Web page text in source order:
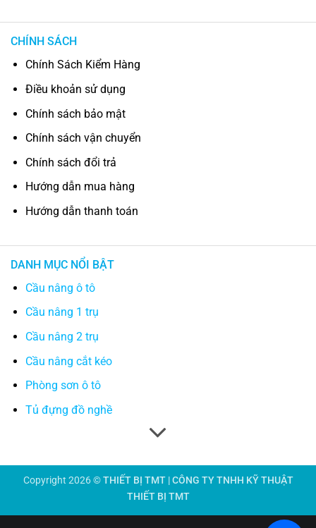
CHÍNH SÁCH
Chính Sách Kiểm Hàng
Điều khoản sử dụng
Chính sách bảo mật
Chính sách vận chuyển
Chính sách đổi trả
Hướng dẫn mua hàng
Hướng dẫn thanh toán
DANH MỤC NỔI BẬT
Cầu nâng ô tô
Cầu nâng 1 trụ
Cầu nâng 2 trụ
Cầu nâng cắt kéo
Phòng sơn ô tô
Tủ đựng đồ nghề
Copyright 2026 ©THIẾT BỊ TMT | CÔNG TY TNHH KỸ THUẬT
THIẾT BỊ TMT